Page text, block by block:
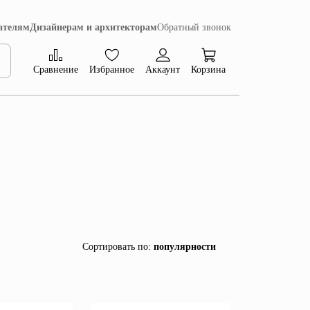
Дизайнерам и архитекторамОбратный звонок
Сравнение Избранное Аккаунт Корзина
Сортировать по: популярности